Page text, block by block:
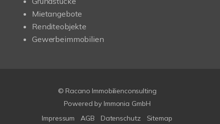
Mietangebote
Renditeobjekte
Gewerbeimmobilien
© Racano Immobilienconsulting
Powered by Immonia GmbH
Impressum
AGB Datenschutz Sitemap